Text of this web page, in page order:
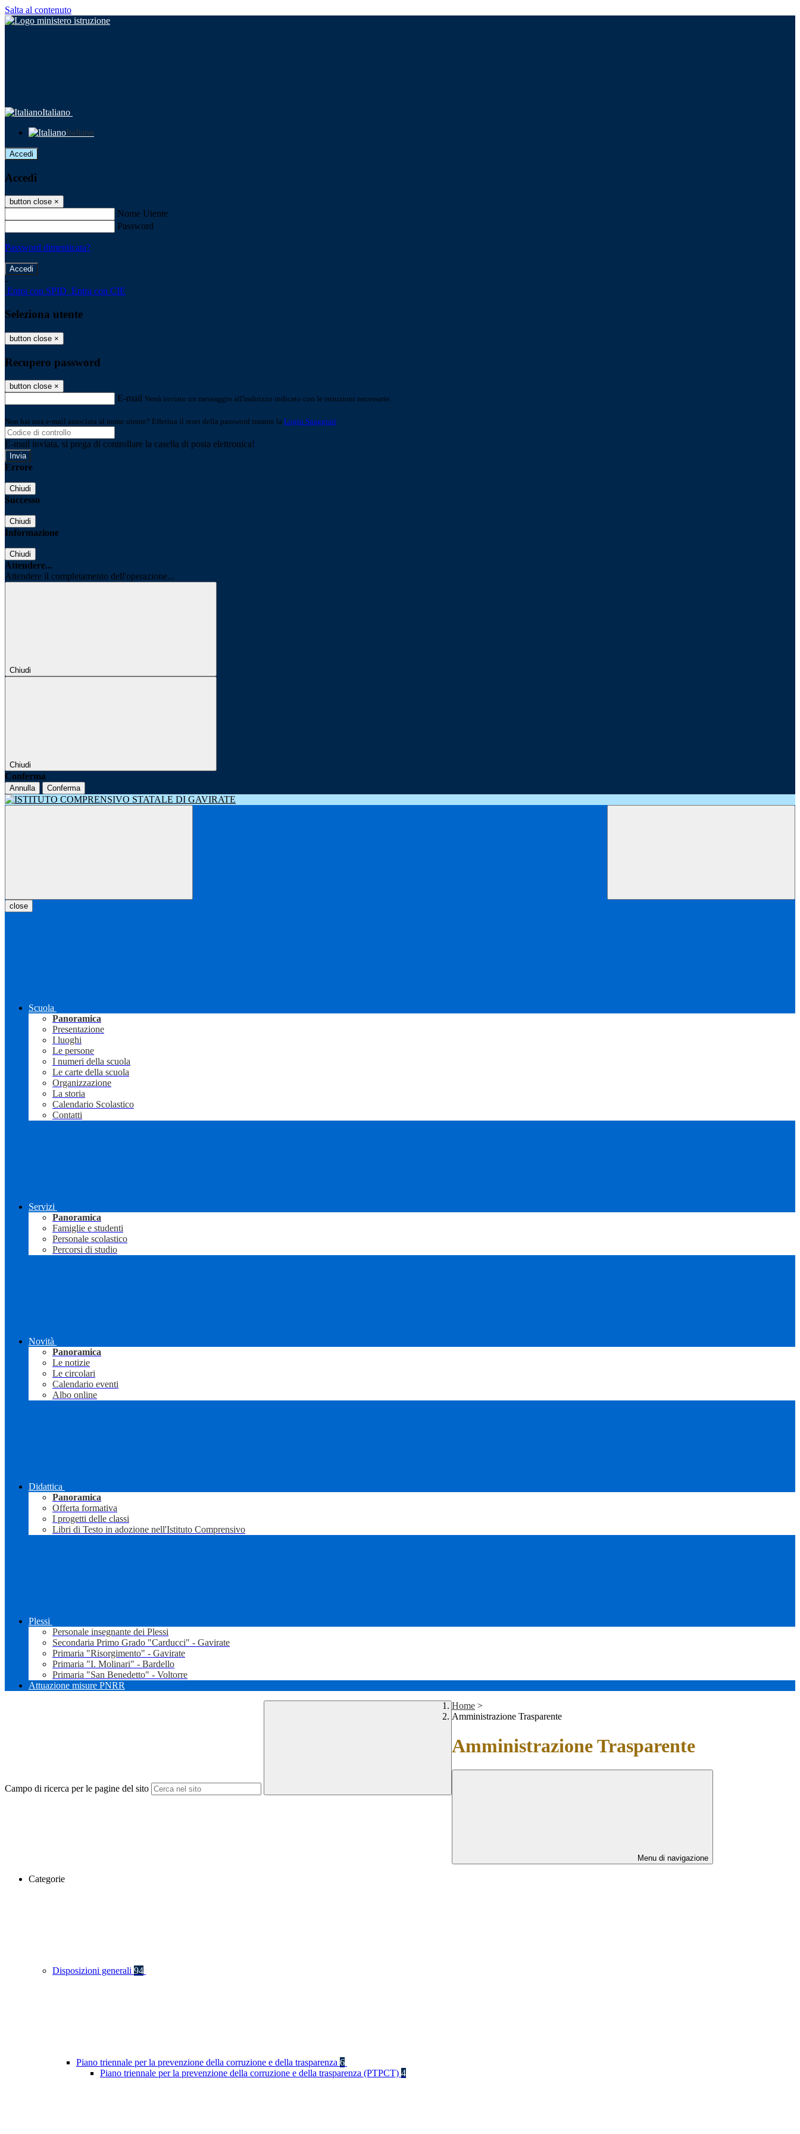
Salta al contenuto
Italiano
Italiano
Accedi
Accedi
button close ×
Nome Utente
Password
Password dimenticata?
-
Entra con SPID Entra con CIE
Seleziona utente
button close ×
Recupero password
button close ×
E-mail Verrà inviato un messaggio all'indirizzo indicato con le istruzioni necessarie.
Non hai una e-mail associata al nome utente? Effettua il reset della password tramite la Login Spaggiari
E-mail inviata, si prega di controllare la casella di posta elettronica!
Errore
Chiudi
Successo
Chiudi
Informazione
Chiudi
Attendere...
Attendere il completamento dell'operazione...
Chiudi
Chiudi
Conferma
Annulla Conferma
close
Scuola
Panoramica
Presentazione
I luoghi
Le persone
I numeri della scuola
Le carte della scuola
Organizzazione
La storia
Calendario Scolastico
Contatti
Servizi
Panoramica
Famiglie e studenti
Personale scolastico
Percorsi di studio
Novità
Panoramica
Le notizie
Le circolari
Calendario eventi
Albo online
Didattica
Panoramica
Offerta formativa
I progetti delle classi
Libri di Testo in adozione nell'Istituto Comprensivo
Plessi
Personale insegnante dei Plessi
Secondaria Primo Grado "Carducci" - Gavirate
Primaria "Risorgimento" - Gavirate
Primaria "I. Molinari" - Bardello
Primaria "San Benedetto" - Voltorre
Attuazione misure PNRR
Campo di ricerca per le pagine del sito
Home >
Amministrazione Trasparente
Amministrazione Trasparente
Menu di navigazione
Categorie
Disposizioni generali 94
Piano triennale per la prevenzione della corruzione e della trasparenza 6
Piano triennale per la prevenzione della corruzione e della trasparenza (PTPCT) 4